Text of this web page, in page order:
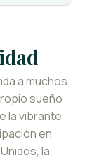
a muchos
sueño
la vibrante
en
la